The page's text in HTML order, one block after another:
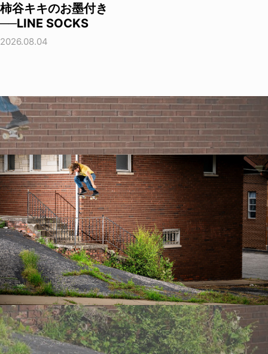
柿谷キキのお墨付き
──LINE SOCKS
2026.08.04